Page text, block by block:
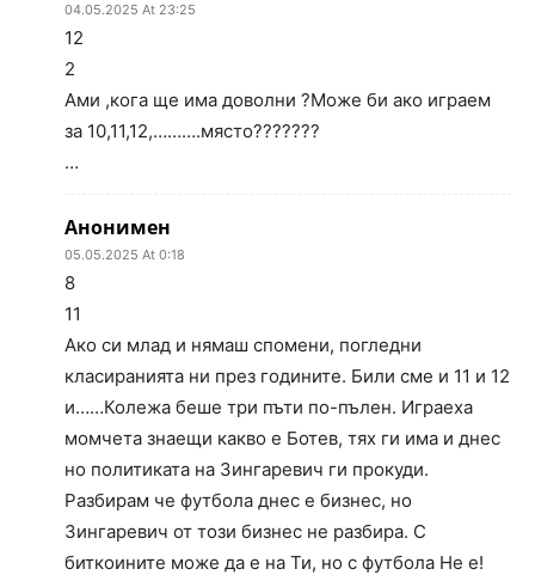
04.05.2025 At 23:25
12
2
Ами ,кога ще има доволни ?Може би ако играем
за 10,11,12,……….място???????
…
Анонимен
05.05.2025 At 0:18
8
11
Ако си млад и нямаш спомени, погледни
класиранията ни през годините. Били сме и 11 и 12
и……Колежа беше три пъти по-пълен. Играеха
момчета знаещи какво е Ботев, тях ги има и днес
но политиката на Зингаревич ги прокуди.
Разбирам че футбола днес е бизнес, но
Зингаревич от този бизнес не разбира. С
биткоините може да е на Ти, но с футбола Не е!